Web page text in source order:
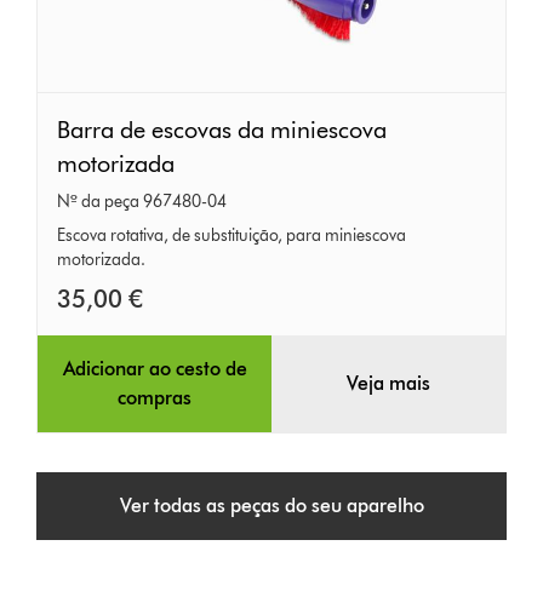
de
escovas
da
miniescova
Barra de escovas da miniescova
motorizada
Nº da peça 967480-04
Escova rotativa, de substituição, para miniescova
motorizada.
35,00 €
Adicionar ao cesto de
compras
Veja mais
Ver todas as peças do seu aparelho